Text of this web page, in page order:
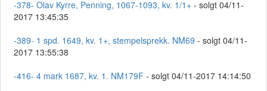
-378- Olav Kyrre, Penning, 1067-1093, kv. 1/1+ - solgt 04/11-
2017 13:45:35
-389- 1 spd. 1649, kv. 1+, stempelsprekk. NM69 - solgt 04/11-
2017 13:55:38
-416- 4 mark 1687, kv. 1. NM179F - solgt 04/11-2017 14:14:50